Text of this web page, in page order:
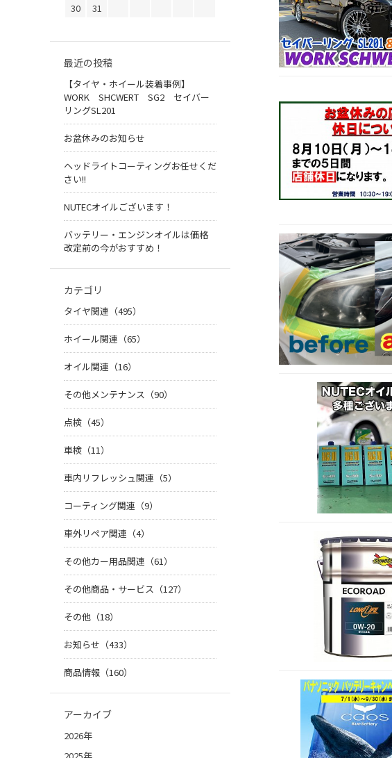
30
31
最近の投稿
【タイヤ・ホイール装着事例】
WORK SHCWERT SG2 セイバー
リングSL201
お盆休みのお知らせ
ヘッドライトコーティングお任せくだ
さい!!
NUTECオイルございます！
バッテリー・エンジンオイルは価格
改定前の今がおすすめ！
カテゴリ
タイヤ関連（495）
ホイール関連（65）
オイル関連（16）
その他メンテナンス（90）
点検（45）
車検（11）
車内リフレッシュ関連（5）
コーティング関連（9）
車外リペア関連（4）
その他カー用品関連（61）
その他商品・サービス（127）
その他（18）
お知らせ（433）
商品情報（160）
アーカイブ
2026年